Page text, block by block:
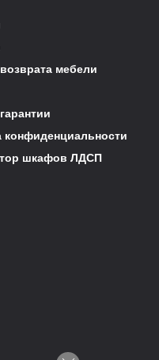
мебели
конфиденциальности
шкафов ЛДСП